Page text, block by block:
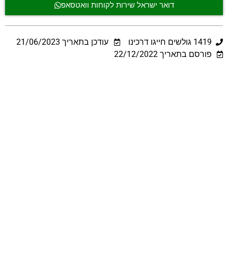
דואר ישראל שירות לקוחות וואטסאפ
1419 גולשים חייגו דרכינו עודכן בתאריך 21/06/2023
פורסם בתאריך 22/12/2022